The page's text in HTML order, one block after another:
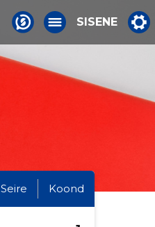
SISENE
Seire Koond